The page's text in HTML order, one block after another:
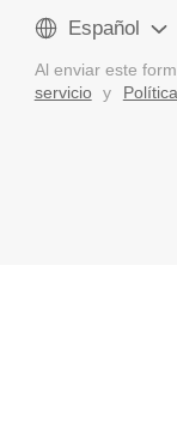
Español
Al enviar este
servicio y